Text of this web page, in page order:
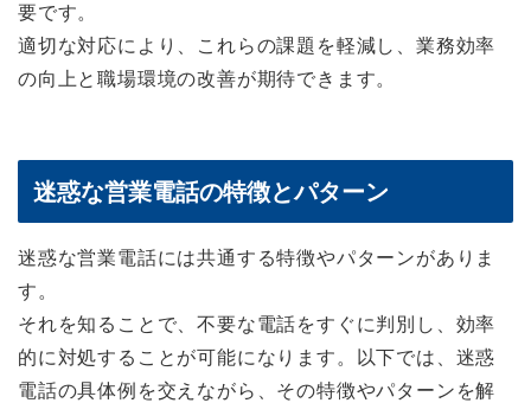
要です。
適切な対応により、これらの課題を軽減し、業務効率
の向上と職場環境の改善が期待できます。
迷惑な営業電話の特徴とパターン
迷惑な営業電話には共通する特徴やパターンがありま
す。
それを知ることで、不要な電話をすぐに判別し、効率
的に対処することが可能になります。以下では、迷惑
電話の具体例を交えながら、その特徴やパターンを解